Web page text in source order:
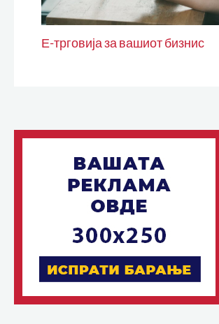
Е-трговија за вашиот бизнис